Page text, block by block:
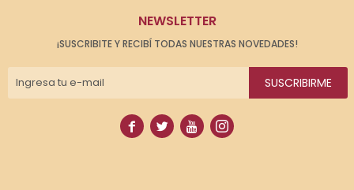
NEWSLETTER
¡SUSCRIBITE Y RECIBÍ TODAS NUESTRAS NOVEDADES!
SUSCRIBIRME
   